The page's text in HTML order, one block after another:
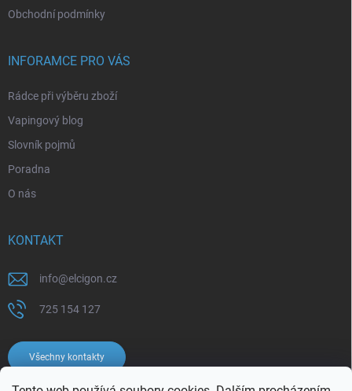
Obchodní podmínky
INFORAMCE PRO VÁS
Rádce při výběru zboží
Vapingový blog
Slovník pojmů
Poradna
O nás
KONTAKT
info@elcigon.cz
725 154 127
Všechny kontakty